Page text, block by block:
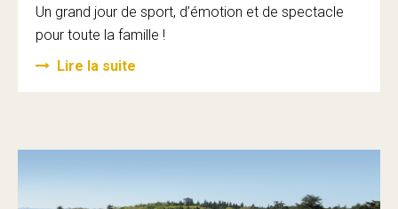
Un grand jour de sport, d’émotion et de spectacle
pour toute la famille !
Lire la suite